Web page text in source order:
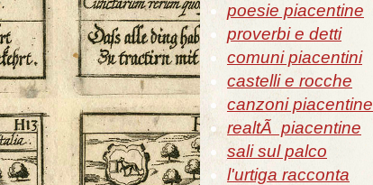
poesie piacentine
proverbi e detti
comuni piacentini
castelli e rocche
canzoni piacentine
realtÃ piacentine
sali sul palco
l'urtiga racconta